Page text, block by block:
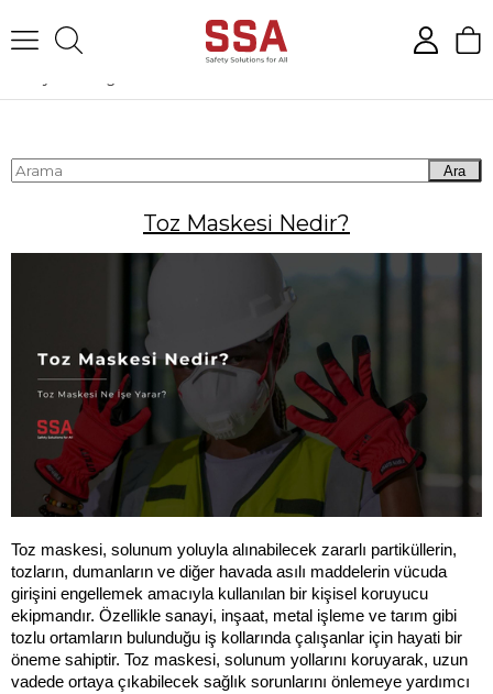
Ara
Toz Maskesi Nedir?
Toz maskesi, solunum yoluyla alınabilecek zararlı partiküllerin,
tozların, dumanların ve diğer havada asılı maddelerin vücuda
girişini engellemek amacıyla kullanılan bir kişisel koruyucu
ekipmandır. Özellikle sanayi, inşaat, metal işleme ve tarım gibi
tozlu ortamların bulunduğu iş kollarında çalışanlar için hayati bir
öneme sahiptir. Toz maskesi, solunum yollarını koruyarak, uzun
vadede ortaya çıkabilecek sağlık sorunlarını önlemeye yardımcı